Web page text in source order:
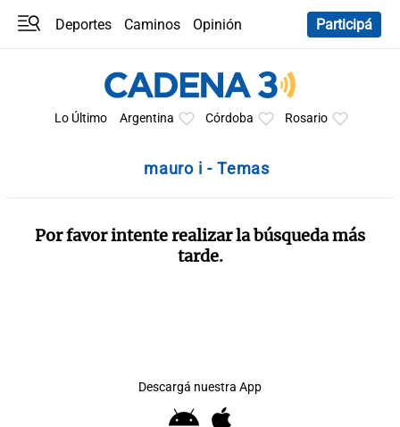
Deportes Caminos
Opinión
Participá
Lo Último Argentina Córdoba Rosario
mauro i - Temas
Por favor intente realizar la búsqueda más
tarde.
Descargá nuestra App